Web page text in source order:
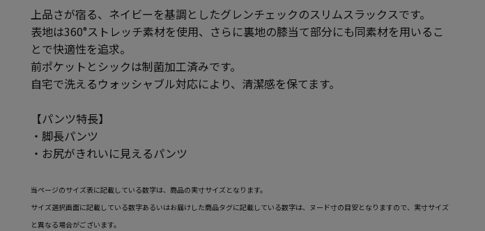
上品さが宿る、ネイビーを基調としたグレンチェックのスリムスラックスです。
表地は360°ストレッチ素材を使用、さらに裏地の膝当て部分にも同素材を用いるこ
とで快適性を追求。
前ポケットとシックは制菌加工済みです。
自宅で洗えるウォッシャブル対応により、清潔感を保てます。
【パンツ特長】
・脚長パンツ
・お尻がきれいに見えるパンツ
当ページのサイズ表に記載している数字は、商品の実寸サイズとなります。
サイズ選択画面に記載している数字あるいはお届けした商品タグに記載している数字は、ヌード寸の目安となりますので、実寸サイズ
と異なる場合がございます。